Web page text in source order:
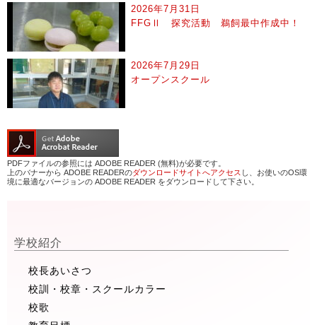
2026年7月31日
FFGⅡ 探究活動 鵜飼最中作成中！
2026年7月29日
オープンスクール
PDFファイルの参照には ADOBE READER (無料)が必要です。
上のバナーから ADOBE READERのダウンロードサイトへアクセス し、お使いのOS環
境に最適なバージョンの ADOBE READER をダウンロードして下さい。
学校紹介
校長あいさつ
校訓・校章・スクールカラー
校歌